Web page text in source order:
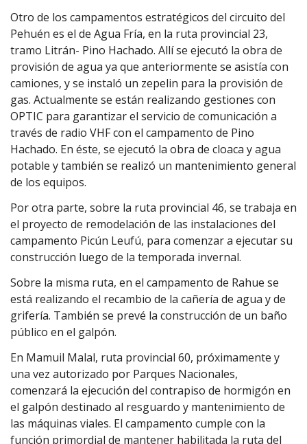
Otro de los campamentos estratégicos del circuito del
Pehuén es el de Agua Fría, en la ruta provincial 23,
tramo Litrán- Pino Hachado. Allí se ejecutó la obra de
provisión de agua ya que anteriormente se asistía con
camiones, y se instaló un zepelin para la provisión de
gas. Actualmente se están realizando gestiones con
OPTIC para garantizar el servicio de comunicación a
través de radio VHF con el campamento de Pino
Hachado. En éste, se ejecutó la obra de cloaca y agua
potable y también se realizó un mantenimiento general
de los equipos.
Por otra parte, sobre la ruta provincial 46, se trabaja en
el proyecto de remodelación de las instalaciones del
campamento Picún Leufú, para comenzar a ejecutar su
construcción luego de la temporada invernal.
Sobre la misma ruta, en el campamento de Rahue se
está realizando el recambio de la cañería de agua y de
grifería. También se prevé la construcción de un baño
público en el galpón.
En Mamuil Malal, ruta provincial 60, próximamente y
una vez autorizado por Parques Nacionales,
comenzará la ejecución del contrapiso de hormigón en
el galpón destinado al resguardo y mantenimiento de
las máquinas viales. El campamento cumple con la
función primordial de mantener habilitada la ruta del